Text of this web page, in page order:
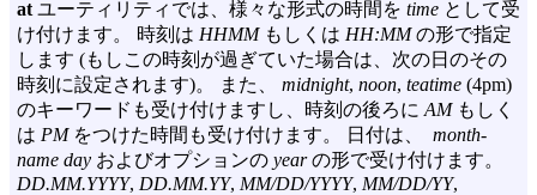
at ユーティリティでは、様々な形式の時間を time として受
け付けます。 時刻は HHMMもしくは HH:MMの形で指定
します (もしこの時刻が過ぎていた場合は、次の日のその
時刻に設定されます)。 また、 midnight, noon, teatime (4pm)
のキーワードも受け付けますし、時刻の後ろに AMもしく
は PMをつけた時間も受け付けます。 日付は、
month-
name day およびオプションの yearの形で受け付けます。
DD.MM.YYYY, DD.MM.YY, MM/DD/YYYY, MM/DD/YY,